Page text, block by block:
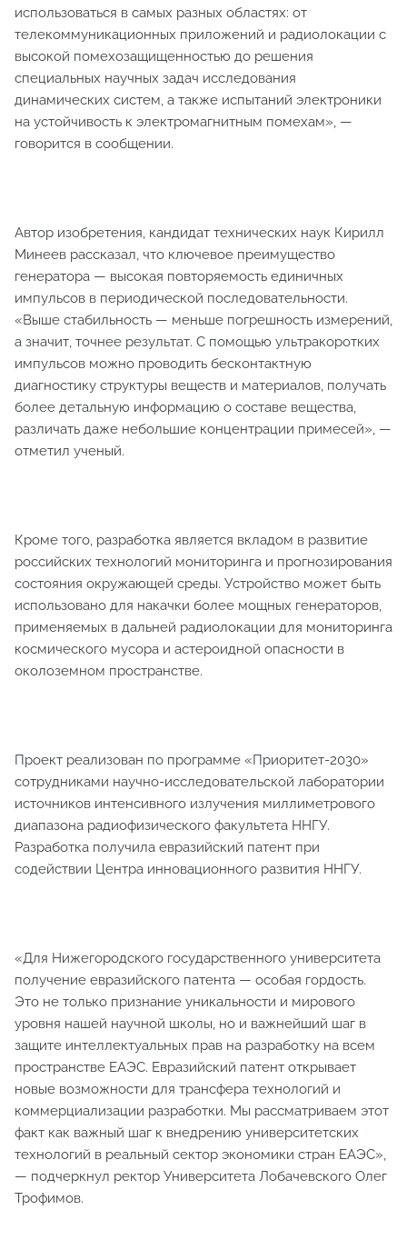
использоваться в самых разных областях: от
телекоммуникационных приложений и радиолокации с
высокой помехозащищенностью до решения
специальных научных задач исследования
динамических систем, а также испытаний электроники
на устойчивость к электромагнитным помехам», —
говорится в сообщении.
Автор изобретения, кандидат технических наук Кирилл
Минеев рассказал, что ключевое преимущество
генератора — высокая повторяемость единичных
импульсов в периодической последовательности.
«Выше стабильность — меньше погрешность измерений,
а значит, точнее результат. С помощью ультракоротких
импульсов можно проводить бесконтактную
диагностику структуры веществ и материалов, получать
более детальную информацию о составе вещества,
различать даже небольшие концентрации примесей», —
отметил ученый.
Кроме того, разработка является вкладом в развитие
российских технологий мониторинга и прогнозирования
состояния окружающей среды. Устройство может быть
использовано для накачки более мощных генераторов,
применяемых в дальней радиолокации для мониторинга
космического мусора и астероидной опасности в
околоземном пространстве.
Проект реализован по программе «Приоритет-2030»
сотрудниками научно-исследовательской лаборатории
источников интенсивного излучения миллиметрового
диапазона радиофизического факультета ННГУ.
Разработка получила евразийский патент при
содействии Центра инновационного развития ННГУ.
«Для Нижегородского государственного университета
получение евразийского патента — особая гордость.
Это не только признание уникальности и мирового
уровня нашей научной школы, но и важнейший шаг в
защите интеллектуальных прав на разработку на всем
пространстве ЕАЭС. Евразийский патент открывает
новые возможности для трансфера технологий и
коммерциализации разработки. Мы рассматриваем этот
факт как важный шаг к внедрению университетских
технологий в реальный сектор экономики стран ЕАЭС»,
— подчеркнул ректор Университета Лобачевского Олег
Трофимов.